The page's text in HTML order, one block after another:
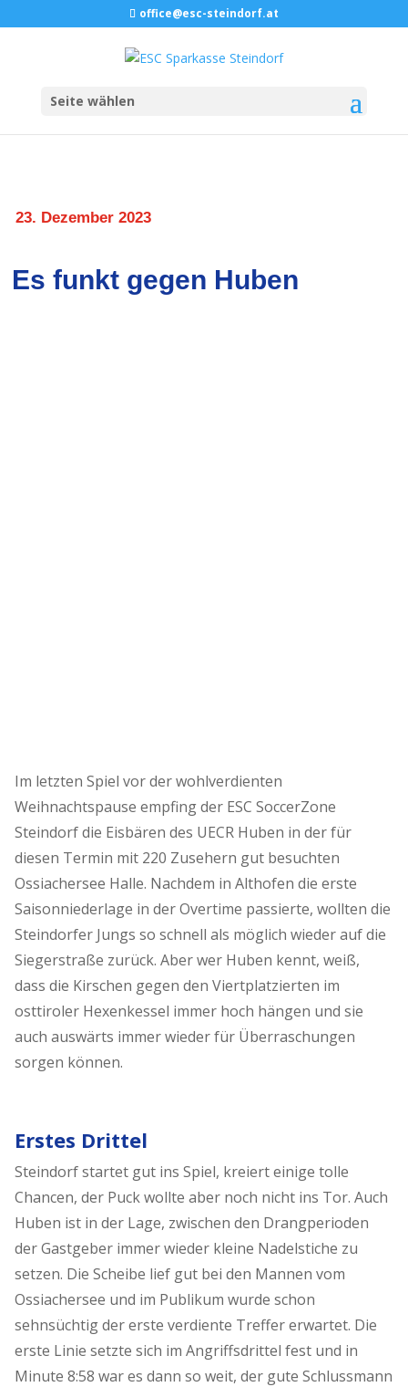
office@esc-steindorf.at
Seite wählen
23. Dezember 2023
Es funkt gegen Huben
Im letzten Spiel vor der wohlverdienten
Weihnachtspause empfing der ESC SoccerZone
Steindorf die Eisbären des UECR Huben in der für
diesen Termin mit 220 Zusehern gut besuchten
Ossiachersee Halle. Nachdem in Althofen die erste
Saisonniederlage in der Overtime passierte, wollten die
Steindorfer Jungs so schnell als möglich wieder auf die
Siegerstraße zurück. Aber wer Huben kennt, weiß,
dass die Kirschen gegen den Viertplatzierten im
osttiroler Hexenkessel immer hoch hängen und sie
auch auswärts immer wieder für Überraschungen
sorgen können.
Erstes Drittel
Steindorf startet gut ins Spiel, kreiert einige tolle
Chancen, der Puck wollte aber noch nicht ins Tor. Auch
Huben ist in der Lage, zwischen den Drangperioden
der Gastgeber immer wieder kleine Nadelstiche zu
setzen. Die Scheibe lief gut bei den Mannen vom
Ossiachersee und im Publikum wurde schon
sehnsüchtig der erste verdiente Treffer erwartet. Die
erste Linie setzte sich im Angriffsdrittel fest und in
Minute 8:58 war es dann so weit, der gute Schlussmann